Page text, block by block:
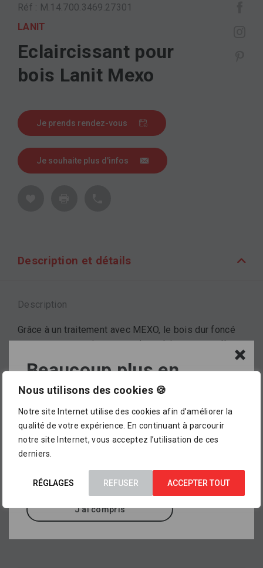
Nous utilisons des cookies 🍪
Notre site Internet utilise des cookies afin d’améliorer la
qualité de votre expérience. En continuant à parcourir
notre site Internet, vous acceptez l’utilisation de ces
derniers.
RÉGLAGES REFUSER ACCEPTER TOUT
Réf : M.14.700.3469.27301
LANIT
Eclaircissant pour
bois Lanit Mexo
Je prends rendez-vous
Je souhaite plus d'infos
Description et détails
Description
Grâce à un traitement avec MEXO, le bois dur foncé
retrouve, pour toujours, sa teinte claire et naturelle.
Marque
LANIT
Propriétés
Spécialement adapté à la rénovation
Type de produit
Beaucoup plus en
magasin !
L’assortiment proposé dans notre catalogue en
ligne ne représente pour le moment qu’un petit
aperçu de ce que vous pourrez trouver dans
nos points de vente
milliers d’autres références.
J'ai compris